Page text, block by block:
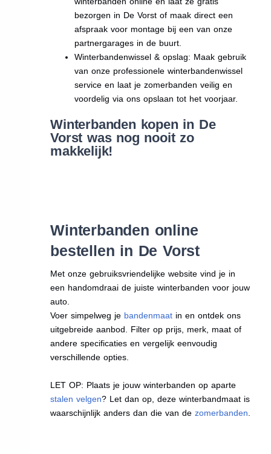
bezorgen in De Vorst of maak direct een
afspraak voor montage bij een van onze
partnergarages in de buurt.
Winterbandenwissel & opslag: Maak gebruik
van onze professionele winterbandenwissel
service en laat je zomerbanden veilig en
voordelig via ons opslaan tot het voorjaar.
Winterbanden kopen in De
Vorst was nog nooit zo
makkelijk!
Winterbanden online
bestellen in De Vorst
Met onze gebruiksvriendelijke website vind je in
een handomdraai de juiste winterbanden voor jouw
auto.
Voer simpelweg je bandenmaat in en ontdek ons
uitgebreide aanbod. Filter op prijs, merk, maat of
andere specificaties en vergelijk eenvoudig
verschillende opties.
LET OP: Plaats je jouw winterbanden op aparte
stalen velgen? Let dan op, deze winterbandmaat is
waarschijnlijk anders dan die van dezomerbanden